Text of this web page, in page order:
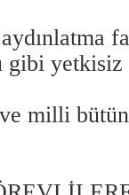
milli